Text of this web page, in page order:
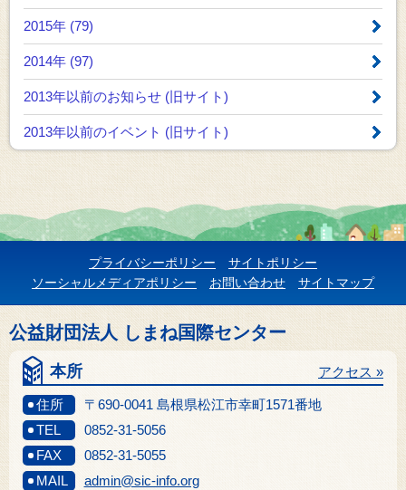
2015年 (79)
2014年 (97)
2013年以前のお知らせ (旧サイト)
2013年以前のイベント (旧サイト)
プライバシーポリシー
サイトポリシー
ソーシャルメディアポリシー
お問い合わせ サイトマップ
公益財団法人 しまね国際センター
本所
住所 〒690-0041 島根県松江市幸町1571番地
アクセス »
TEL
0852-31-5056
FAX
0852-31-5055
MAIL
admin@sic-info.org